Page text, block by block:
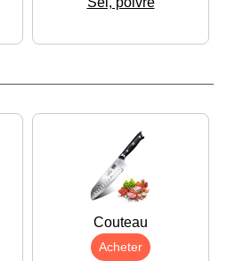
Couteau
Acheter